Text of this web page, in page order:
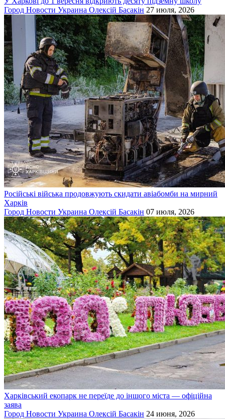
Город Новости Украина Олексій Басакін 27 июля, 2026
Російські війська продовжують скидати авіабомби на мирний
Харків
Город Новости Украина Олексій Басакін 07 июля, 2026
Харківський екопарк не переїде до іншого міста — офіційна
заява
Город Новости Украина Олексій Басакін 24 июня, 2026